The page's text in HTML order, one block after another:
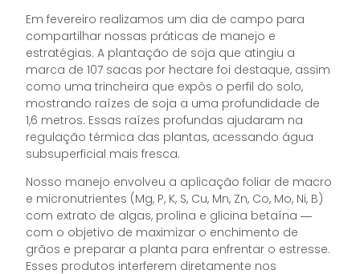
Em fevereiro realizamos um dia de campo para
compartilhar nossas práticas de manejo e
estratégias. A plantação de soja que atingiu a
marca de 107 sacas por hectare foi destaque, assim
como uma trincheira que expôs o perfil do solo,
mostrando raízes de soja a uma profundidade de
1,6 metros. Essas raízes profundas ajudaram na
regulação térmica das plantas, acessando água
subsuperficial mais fresca.
Nosso manejo envolveu a aplicação foliar de macro
e micronutrientes (Mg, P, K, S, Cu, Mn, Zn, Co, Mo, Ni, B)
com extrato de algas, prolina e glicina betaína ―
com o objetivo de maximizar o enchimento de
grãos e preparar a planta para enfrentar o estresse.
Esses produtos interferem diretamente nos